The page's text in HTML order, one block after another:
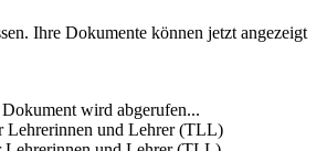
Ihre Dokumente können jetzt angezeigt
wird abgerufen...
Lehrerinnen und Lehrer (TLL)